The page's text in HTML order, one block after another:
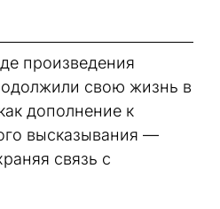
произведения
свою жизнь в
дополнение к
высказывания —
связь с